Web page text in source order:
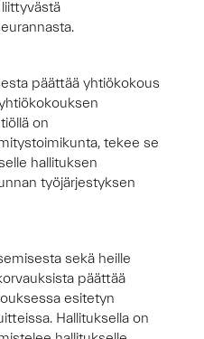
päättää yhtiökokous
on
tekee se
hallituksen
työjärjestyksen
sekä heille
päättää
esitetyn
Hallituksella on